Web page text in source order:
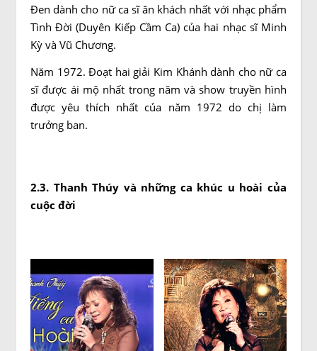
Đen dành cho nữ ca sĩ ăn khách nhất với nhạc phẩm
Tình Đời (Duyên Kiếp Cầm Ca) của hai nhạc sĩ Minh
Kỳ và Vũ Chương.
Năm 1972. Đoạt hai giải Kim Khánh dành cho nữ ca
sĩ được ái mộ nhất trong năm và show truyền hình
được yêu thích nhất của năm 1972 do chị làm
trưởng ban.
2.3. Thanh Thúy và những ca khúc u hoài của
cuộc đời